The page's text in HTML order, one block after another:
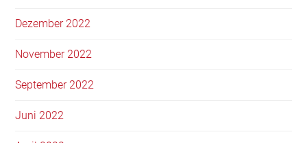
Dezember 2022
November 2022
September 2022
Juni 2022